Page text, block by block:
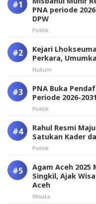
PNA periode
DPW
Politik
Kejari
Perkara,
Hukum
PNA Buka
Periode 2026-
Politik
Rahul Resmi
Satukan Kader
Politik
Agam Aceh 2025
Singkil, Ajak
Aceh
Wisata